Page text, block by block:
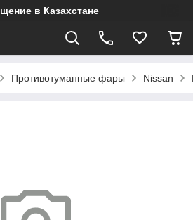
в Казахстане
Противотуманные фары Nissan